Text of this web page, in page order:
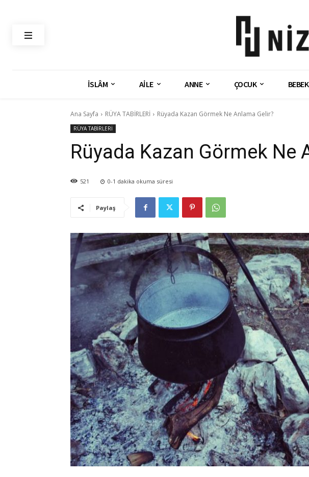
İSLÂM AİLE ANNE ÇOCUK BEBEK
Ana Sayfa RÜYA TABİRLERİ Rüyada Kazan Görmek Ne Anlama Gelir?
RÜYA TABİRLERİ
Rüyada Kazan Görmek Ne
521 0-1 dakika okuma süresi
Paylaş